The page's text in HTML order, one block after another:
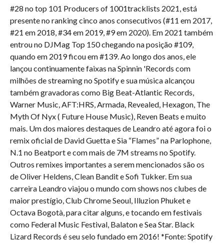
#28 no top 101 Producers of 1001tracklists 2021, está
presente no ranking cinco anos consecutivos (#11 em 2017,
#21 em 2018, #34 em 2019, #9 em 2020). Em 2021 também
entrou no DJMag Top 150 chegando na posição #109,
quando em 2019 ficou em #139. Ao longo dos anos, ele
lançou continuamente faixas na Spinnin 'Records com
milhões de streaming no Spotify e sua música alcançou
também gravadoras como Big Beat-Atlantic Records,
Warner Music, AFT:HRS, Armada, Revealed, Hexagon, The
Myth Of Nyx ( Future House Music), Reven Beats e muito
mais. Um dos maiores destaques de Leandro até agora foi o
remix oficial de David Guetta e Sia “Flames” na Parlophone,
N.1 no Beatport e com mais de 7M streams no Spotify.
Outros remixes importantes a serem mencionados são os
de Oliver Heldens, Clean Bandit e Sofi Tukker. Em sua
carreira Leandro viajou o mundo com shows nos clubes de
maior prestígio, Club Chrome Seoul, Illuzion Phuket e
Octava Bogotà, para citar alguns, e tocando em festivais
como Federal Music Festival, Balaton e Sea Star. Black
Lizard Records é seu selo fundado em 2016! *Fonte: Spotify